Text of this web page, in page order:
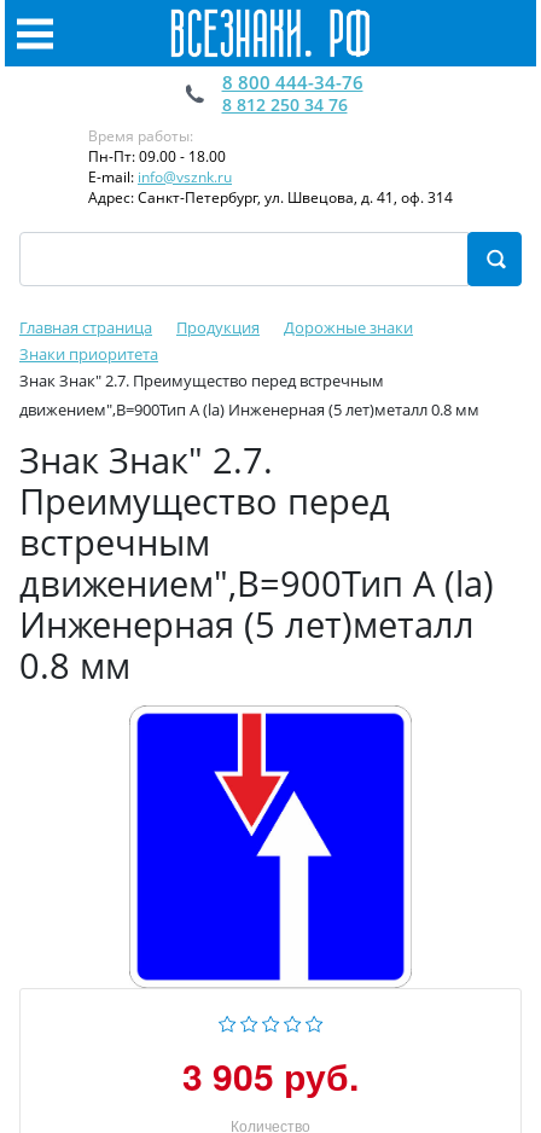
8 800 444-34-76
8 812 250 34 76
Время работы:
Пн-Пт: 09.00 - 18.00
E-mail: info@vsznk.ru
Адрес: Санкт-Петербург, ул. Швецова, д. 41, оф. 314
Главная страница Продукция
Дорожные знаки
Знаки приоритета
Знак Знак" 2.7. Преимущество перед встречным
движением",B=900Тип А (la) Инженерная (5 лет)металл 0.8 мм
Знак Знак" 2.7.
Преимущество перед
встречным
движением",B=900Тип А (la)
Инженерная (5 лет)металл
0.8 мм
3 905 руб.
Количество